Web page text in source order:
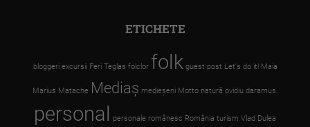
ETICHETE
bloggeri excursii Feri Teglas folclor folk guest post Let's do it! Maia
Marius Matache Mediaş medieşeni Motto natură ovidiu daramus.
personal personale românesc România turism Vlad Dulea